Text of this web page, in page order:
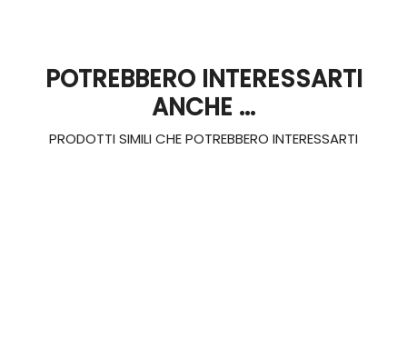
POTREBBERO INTERESSARTI
ANCHE ...
PRODOTTI SIMILI CHE POTREBBERO INTERESSARTI